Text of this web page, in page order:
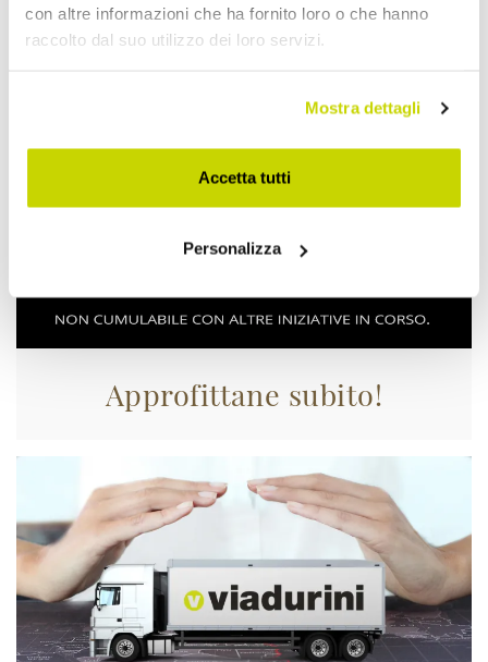
con altre informazioni che ha fornito loro o che hanno
raccolto dal suo utilizzo dei loro servizi.
Mostra dettagli
Accetta tutti
Personalizza
Approfittane subito!